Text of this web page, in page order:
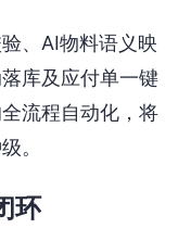
、AI物料语义映
库及应付单一键
流程自动化，将
。
环